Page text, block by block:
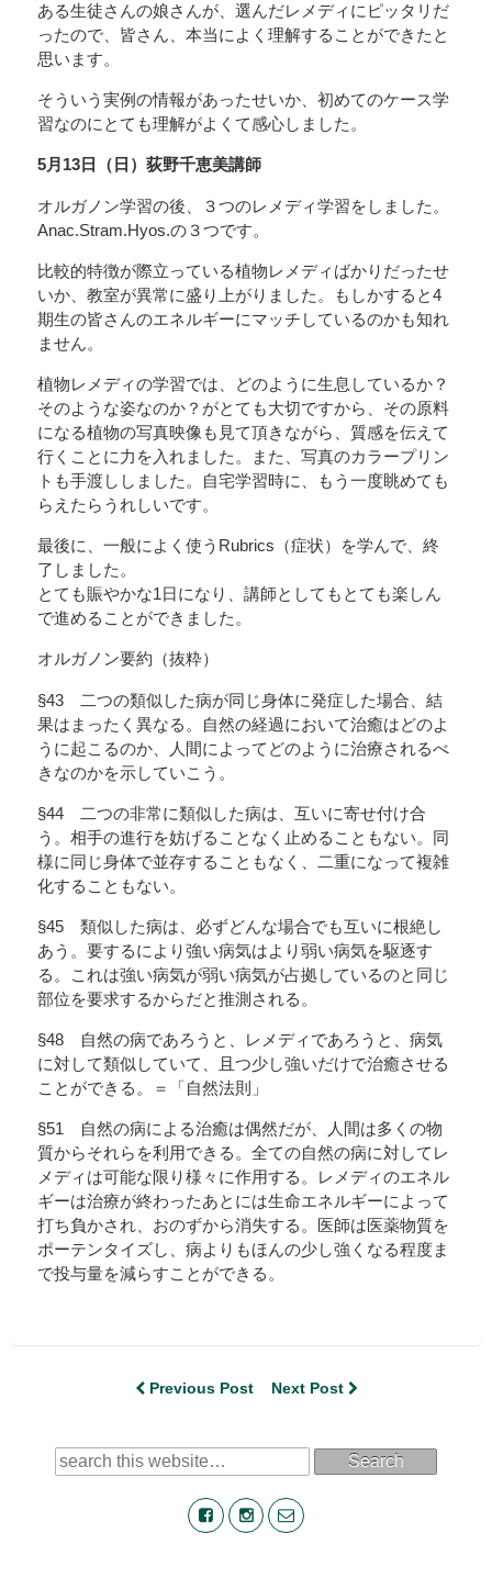
ある生徒さんの娘さんが、選んだレメディにピッタリだ
ったので、皆さん、本当によく理解することができたと
思います。
そういう実例の情報があったせいか、初めてのケース学
習なのにとても理解がよくて感心しました。
5月13日（日）荻野千恵美講師
オルガノン学習の後、３つのレメディ学習をしました。
Anac.Stram.Hyos.の３つです。
比較的特徴が際立っている植物レメディばかりだったせ
いか、教室が異常に盛り上がりました。もしかすると4
期生の皆さんのエネルギーにマッチしているのかも知れ
ません。
植物レメディの学習では、どのように生息しているか？
そのような姿なのか？がとても大切ですから、その原料
になる植物の写真映像も見て頂きながら、質感を伝えて
行くことに力を入れました。また、写真のカラープリン
トも手渡ししました。自宅学習時に、もう一度眺めても
らえたらうれしいです。
最後に、一般によく使うRubrics（症状）を学んで、終
了しました。
とても賑やかな1日になり、講師としてもとても楽しん
で進めることができました。
オルガノン要約（抜粋）
§43 二つの類似した病が同じ身体に発症した場合、結
果はまったく異なる。自然の経過において治癒はどのよ
うに起こるのか、人間によってどのように治療されるべ
きなのかを示していこう。
§44 二つの非常に類似した病は、互いに寄せ付け合
う。相手の進行を妨げることなく止めることもない。同
様に同じ身体で並存することもなく、二重になって複雑
化することもない。
§45 類似した病は、必ずどんな場合でも互いに根絶し
あう。要するにより強い病気はより弱い病気を駆逐す
る。これは強い病気が弱い病気が占拠しているのと同じ
部位を要求するからだと推測される。
§48 自然の病であろうと、レメディであろうと、病気
に対して類似していて、且つ少し強いだけで治癒させる
ことができる。＝「自然法則」
§51 自然の病による治癒は偶然だが、人間は多くの物
質からそれらを利用できる。全ての自然の病に対してレ
メディは可能な限り様々に作用する。レメディのエネル
ギーは治療が終わったあとには生命エネルギーによって
打ち負かされ、おのずから消失する。医師は医薬物質を
ポーテンタイズし、病よりもほんの少し強くなる程度ま
で投与量を減らすことができる。
Previous Post Next Post
Search